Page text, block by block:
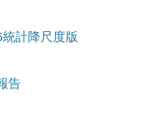
計降尺度版
告